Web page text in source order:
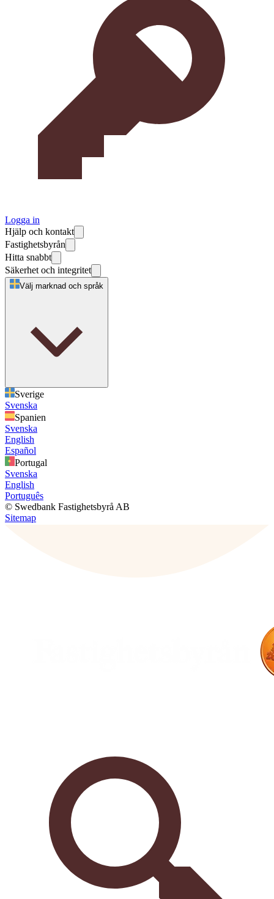
Logga in
Hjälp och kontakt
Fastighetsbyrån
Hitta snabbt
Säkerhet och integritet
Välj marknad och språk
Sverige
Svenska
Spanien
Svenska
English
Español
Portugal
Svenska
English
Português
© Swedbank Fastighetsbyrå AB
Sitemap